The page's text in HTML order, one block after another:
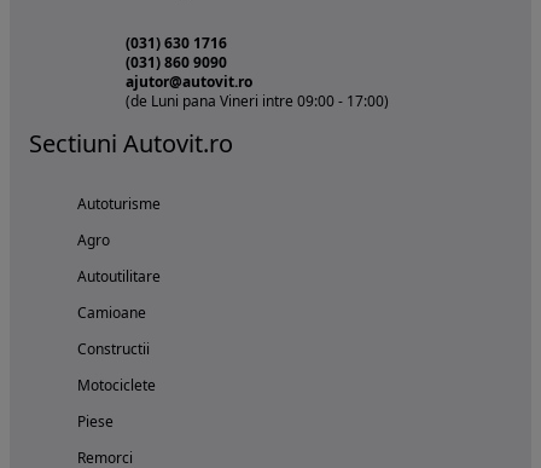
(031) 630 1716
(031) 860 9090
ajutor@autovit.ro
(de Luni pana Vineri intre 09:00 - 17:00)
Sectiuni Autovit.ro
Autoturisme
Agro
Autoutilitare
Camioane
Constructii
Motociclete
Piese
Remorci